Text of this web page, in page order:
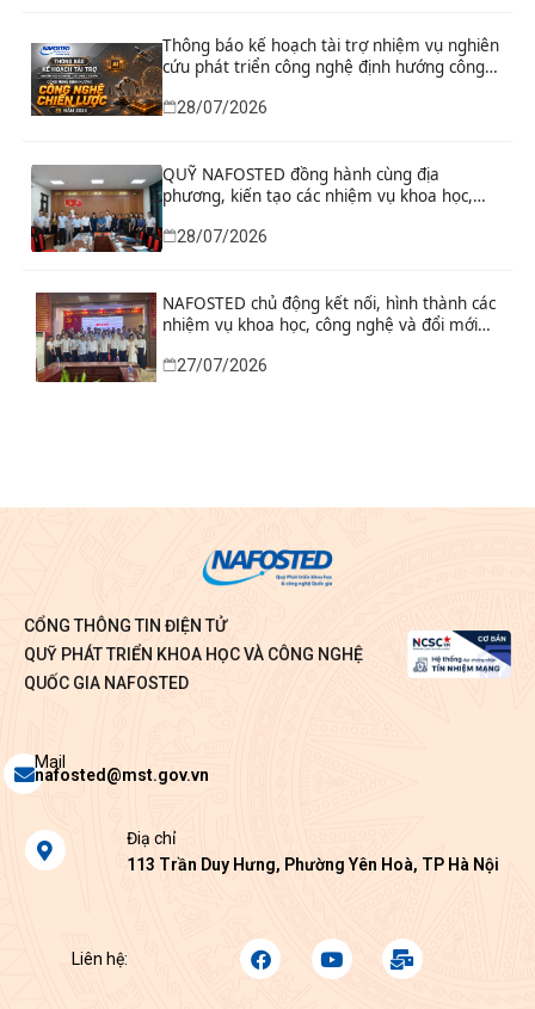
Thông báo kế hoạch tài trợ nhiệm vụ nghiên
cứu phát triển công nghệ định hướng công
nghệ chiến lược năm 2026
28/07/2026
QUỸ NAFOSTED đồng hành cùng địa
phương, kiến tạo các nhiệm vụ khoa học,
phát triển thực tiễn
28/07/2026
NAFOSTED chủ động kết nối, hình thành các
nhiệm vụ khoa học, công nghệ và đổi mới
Bình
27/07/2026
CỔNG THÔNG TIN ĐIỆN TỬ
QUỸ PHÁT TRIỂN KHOA HỌC VÀ CÔNG NGHỆ
QUỐC GIA NAFOSTED
Envelope
Mail
nafosted@mst.gov.vn
Map-
marker-
Điạ chỉ
113 Trần Duy Hưng, Phường Yên Hoà, TP Hà Nội
Liên hệ: FacebookYoutubeMail-
bulk